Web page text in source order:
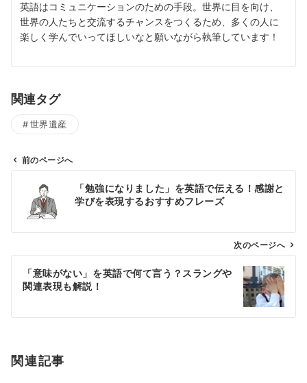
英語はコミュニケーションのための手段。世界に目を向け、
世界の人たちと交流するチャンスをつくるため、多くの人に
楽しく学んでいってほしいなと願いながら執筆しています！
関連タグ
世界遺産
ビ
ン
前のページへ
「勉強になりました」を英語で伝える！感謝と
学びを表現するおすすめフレーズ
次のページへ
「意味がない」を英語で何て言う？スラングや
関連表現も解説！
関連記事